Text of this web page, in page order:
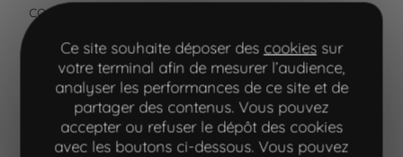
configurateur de solutions de chauffage,
production d’ECS et climatisation, Groupe
Intuis
Cadrage et conception d’un outil de suivi de
la qualité des pièces de bétons préfabriqués,
Prefamed, Groupe Vinci
Ce site souhaite déposer des cookies sur
votre terminal afin de mesurer l’audience,
analyser les performances de ce site et de
partager des contenus. Vous pouvez
accepter ou refuser le dépôt des cookies
avec les boutons ci-dessous. Vous pouvez